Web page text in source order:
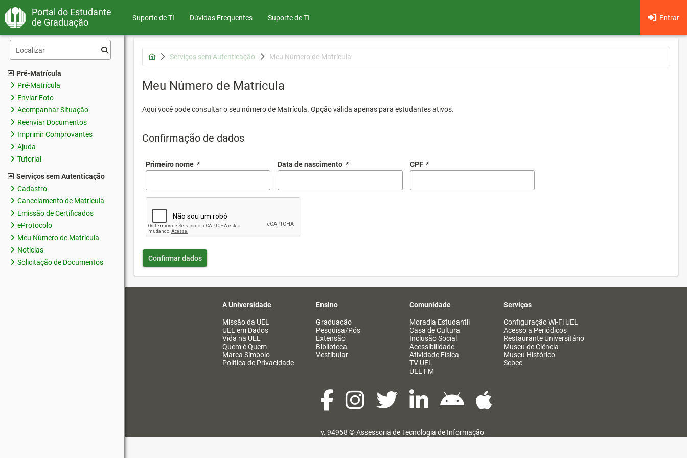
Portal do Estudante
de Graduação
Suporte de TI Dúvidas Frequentes Entrar
Suporte de TI
Pré-Matrícula
Pré-Matrícula
Enviar Foto
Acompanhar Situação
Reenviar Documentos
Imprimir Comprovantes
Ajuda
Tutorial
Serviços sem Autenticação
Cadastro
Cancelamento de Matrícula
Emissão de Certificados
eProtocolo
Meu Número de Matrícula
Notícias
Solicitação de Documentos
Serviços sem Autenticação Meu Número de Matrícula
Meu Número de Matrícula
Aqui você pode consultar o seu número de Matrícula. Opção válida apenas para estudantes ativos.
Confirmação de dados
Primeiro nome * Data de nascimento * CPF *
Confirmar dados
A Universidade
Missão da UEL
UEL em Dados
Vida na UEL
Quem é Quem
Marca Símbolo
Política de Privacidade
Ensino
Graduação
Pesquisa/Pós
Extensão
Biblioteca
Vestibular
Comunidade
Moradia Estudantil
Casa de Cultura
Inclusão Social
Acessibilidade
Atividade Física
TV UEL
UEL FM
Serviços
Configuração Wi-Fi UEL
Acesso a Periódicos
Restaurante Universitário
Museu de Ciência
Museu Histórico
Sebec
v. 94958 ©Assessoria de Tecnologia de Informação